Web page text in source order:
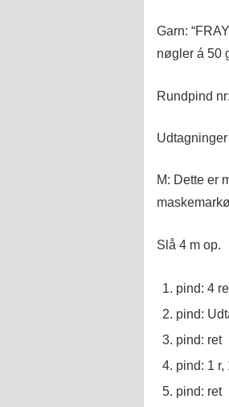
Garn:
nøgler á 50
Rundpind
M: Dette er
Slå 4 m op.
pind: 4
pind:
pind: ret
pind: 1 r,
pind: ret